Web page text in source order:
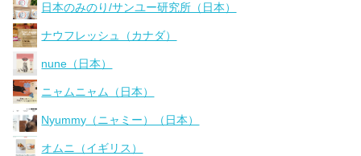
日本のみのり/サンユー研究所（日本）
ナウフレッシュ（カナダ）
nune（日本）
ニャムニャム（日本）
Nyummy（ニャミー）（日本）
オムニ（イギリス）